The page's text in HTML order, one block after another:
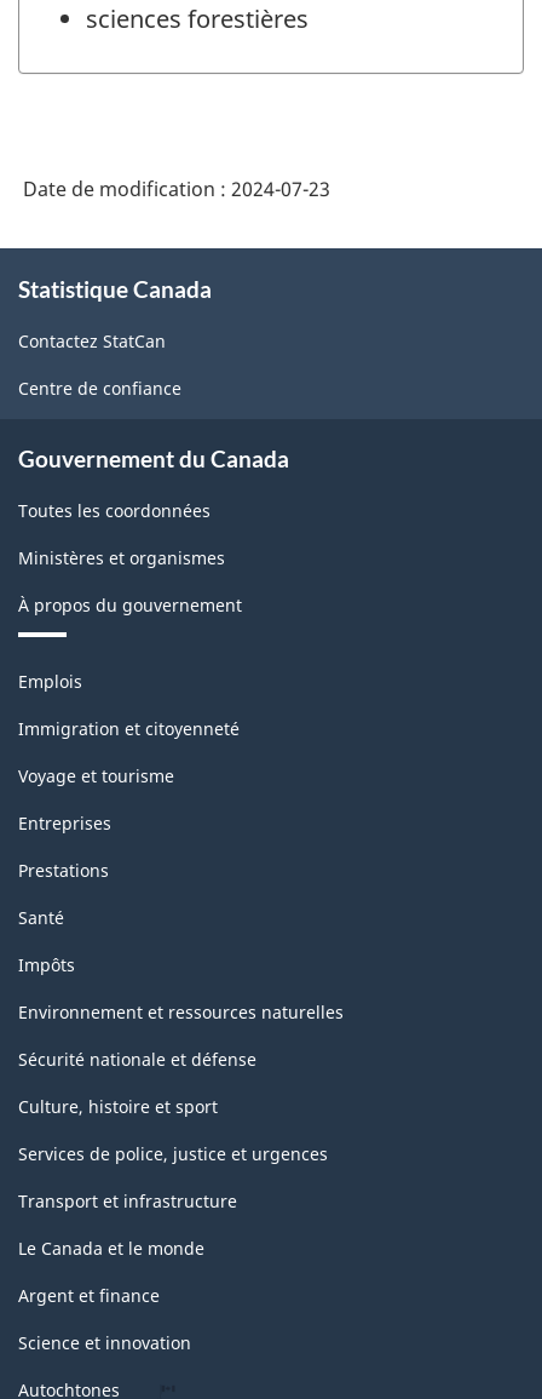
sciences forestières
Date de modification : 2024-07-23
propos
ce
site
Statistique Canada
Contactez StatCan
Centre de confiance
Gouvernement du Canada
Toutes les coordonnées
Ministères et organismes
À propos du gouvernement
Thèmes
sujets
Emplois
Immigration et citoyenneté
Voyage et tourisme
Entreprises
Prestations
Santé
Impôts
Environnement et ressources naturelles
Sécurité nationale et défense
Culture, histoire et sport
Services de police, justice et urgences
Transport et infrastructure
Le Canada et le monde
Argent et finance
Science et innovation
Autochtones